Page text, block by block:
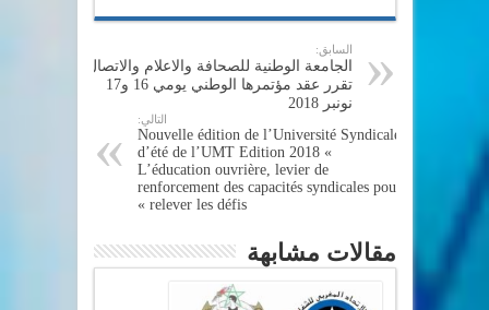
السابق:
الجامعة الوطنية للصحافة والاعلام والاتصال
تقرر عقد مؤتمرها الوطني يومي 16 و17
نونبر 2018
التالي:
Nouvelle édition de l’Université Syndicale
d’été de l’UMT Edition 2018 «
L’éducation ouvrière, levier de
renforcement des capacités syndicales pour
relever les défis »
مقالات مشابهة